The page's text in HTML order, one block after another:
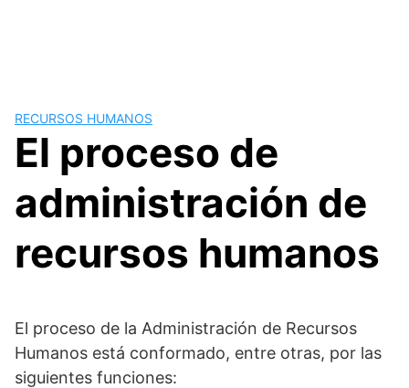
RECURSOS HUMANOS
El proceso de
administración de
recursos humanos
El proceso de la Administración de Recursos
Humanos está conformado, entre otras, por las
siguientes funciones: